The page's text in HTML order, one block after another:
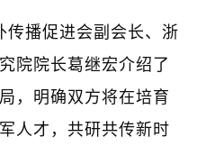
播促进会副会长、浙
院院长葛继宏介绍了
，明确双方将在培育
人才，共研共传新时